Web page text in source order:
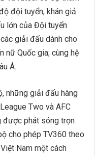
đội tuyển, khán giả
lớn của Đội tuyển
giải đấu dành cho
nữ Quốc gia; cùng hệ
Á.
những giải đấu hàng
Two và AFC
được phát sóng trọn
cho phép TV360 theo
Nam một cách